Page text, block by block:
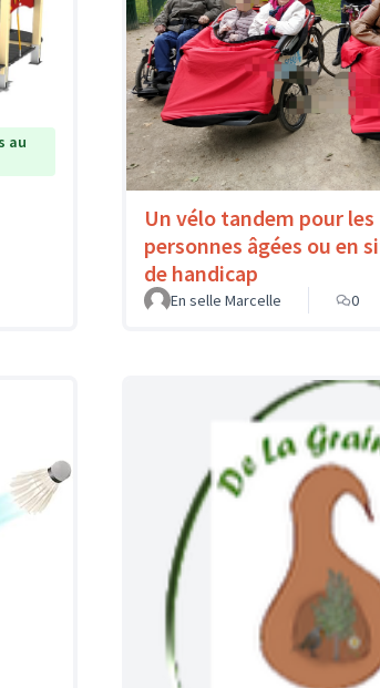
au
Un vélo tandem pour les
personnes âgées ou en
de handicap
En selle Marcelle 0